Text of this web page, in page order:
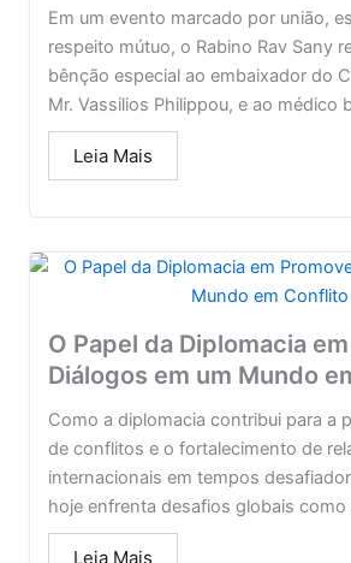
Em um evento marcado por união,
respeito mútuo, o Rabino Rav Sany
bênção especial ao embaixador do
Mr. Vassilios Philippou, e ao médico
Leia Mais
O Papel da Diplomacia
Diálogos em um Mundo
Como a diplomacia contribui para a
de conflitos e o fortalecimento de
internacionais em tempos
hoje enfrenta desafios globais como
Leia Mais